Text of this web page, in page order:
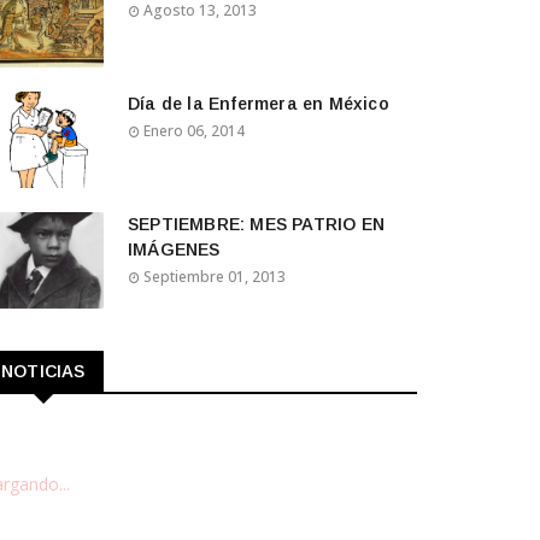
Agosto 13, 2013
Día de la Enfermera en México
Enero 06, 2014
SEPTIEMBRE: MES PATRIO EN
IMÁGENES
Septiembre 01, 2013
NOTICIAS